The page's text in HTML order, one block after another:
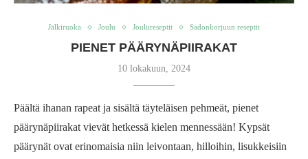
Jälkiruoka Joulu Joulureseptit Sadonkorjuun reseptit
PIENET PÄÄRYNÄPIIRAKAT
10 lokakuun, 2024
Päältä ihanan rapeat ja sisältä täyteläisen pehmeät, pienet
päärynäpiirakat vievät hetkessä kielen mennessään! Kypsät
päärynät ovat erinomaisia niin leivontaan, hilloihin, lisukkeisiin